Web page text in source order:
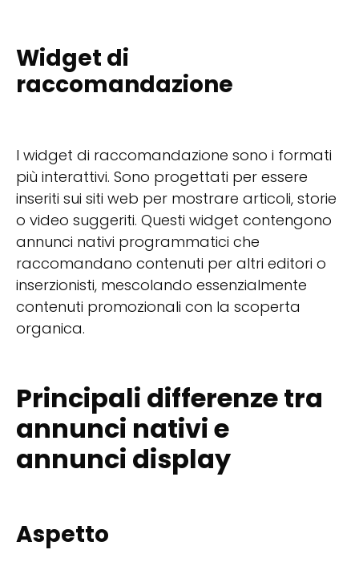
Widget di
raccomandazione
I widget di raccomandazione sono i formati
più interattivi. Sono progettati per essere
inseriti sui siti web per mostrare articoli, storie
o video suggeriti. Questi widget contengono
annunci nativi programmatici che
raccomandano contenuti per altri editori o
inserzionisti, mescolando essenzialmente
contenuti promozionali con la scoperta
organica.
Principali differenze tra
annunci nativi e
annunci display
Aspetto